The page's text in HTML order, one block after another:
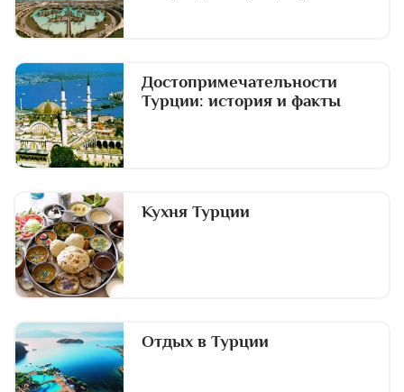
Достопримечательности
Турции: история и факты
Кухня Турции
Отдых в Турции